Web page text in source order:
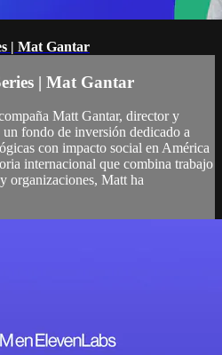
| Mat Gantar
| Mat Gantar
Matt Gantar, director y
fondo de inversión dedicado a
con impacto social en América
internacional que combina trabajo
organizaciones, Matt ha